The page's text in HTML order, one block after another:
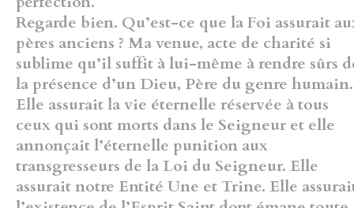
Regarde bien. Qu’est-ce que la Foi assurait
pères anciens ? Ma venue, acte de charité si
sublime qu’il suffit à lui-même à rendre sûrs
la présence d’un Dieu, Père du genre humain.
Elle assurait la vie éternelle réservée à tous
ceux qui sont morts dans le Seigneur et elle
annonçait l’éternelle punition aux
transgresseurs de la Loi du Seigneur. Elle
assurait notre Entité Une et Trine. Elle